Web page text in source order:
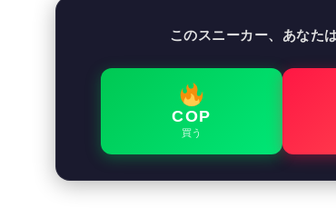
このスニーカー、あなた
COP
買う